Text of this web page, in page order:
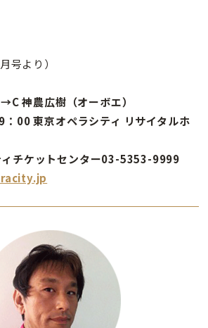
号より）
神農広樹（オーボエ）
00 東京オペラシティ リサイタルホ
ィチケットセンター03-5353-9999